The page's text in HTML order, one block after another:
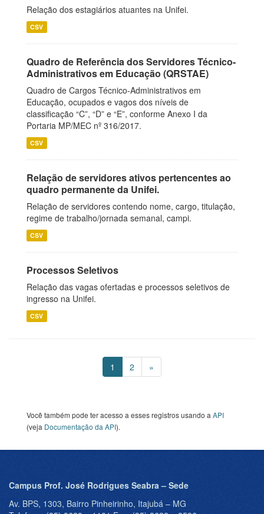
Relação dos estagiários atuantes na Unifei.
CSV
Quadro de Referência dos Servidores Técnico-
Administrativos em Educação (QRSTAE)
Quadro de Cargos Técnico-Administrativos em
Educação, ocupados e vagos dos níveis de
classificação “C”, “D” e “E”, conforme Anexo I da
Portaria MP/MEC nº 316/2017.
CSV
Relação de servidores ativos pertencentes ao
quadro permanente da Unifei.
Relação de servidores contendo nome, cargo, titulação,
regime de trabalho/jornada semanal, campi.
CSV
Processos Seletivos
Relação das vagas ofertadas e processos seletivos de
ingresso na Unifei.
CSV
1 2 »
Você também pode ter acesso a esses registros usando a API
(veja Documentação da API).
Campus Prof. José Rodrigues Seabra – Sede
Av. BPS, 1303, Bairro Pinheirinho, Itajubá – MG